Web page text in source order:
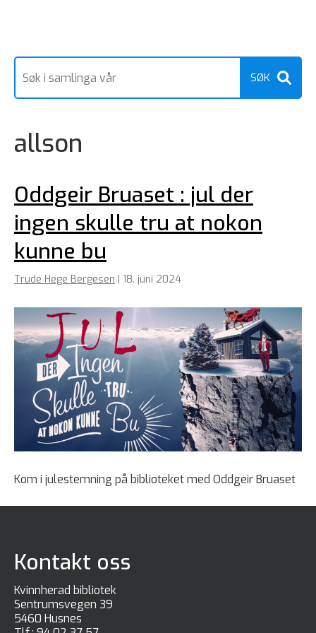
allson
Oddgeir Bruaset : jul der
ingen skulle tru at nokon
kunne bu
Trude Hege Bergesen | 18. juni 2024
Kom i julestemning på biblioteket med Oddgeir Bruaset
Kontakt oss
Kvinnherad bibliotek
Sentrumsvegen 39
5460 Husnes